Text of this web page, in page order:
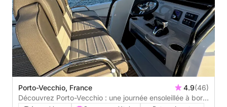
Porto-Vecchio, France 4.9(46)
Découvrez Porto-Vecchio : une journée ensoleillée à bord